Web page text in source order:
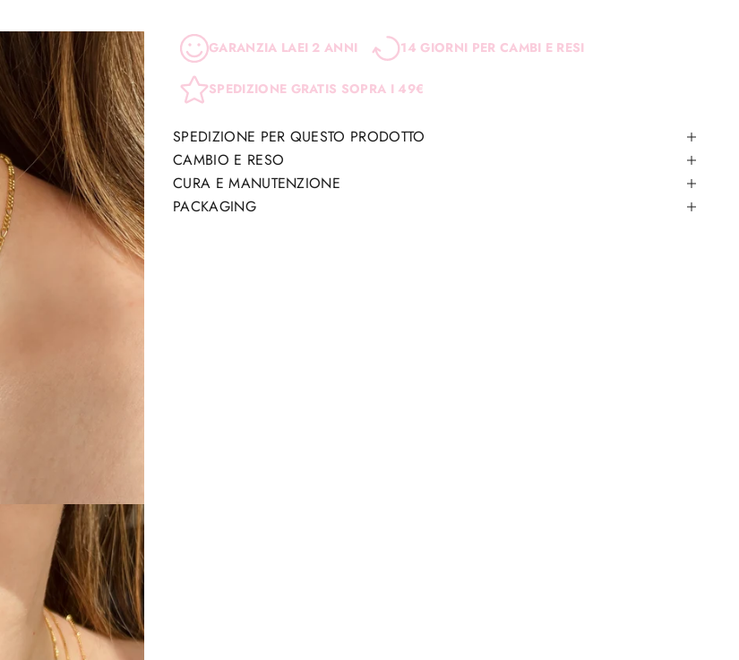
GARANZIA LAEI 2 ANNI 14 GIORNI PER CAMBI E RESI
SPEDIZIONE GRATIS SOPRA I 49€
SPEDIZIONE PER QUESTO PRODOTTO
CAMBIO E RESO
CURA E MANUTENZIONE
PACKAGING